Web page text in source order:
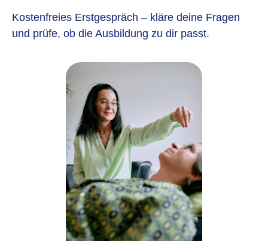
Kostenfreies Erstgespräch – kläre deine Fragen
und prüfe, ob die Ausbildung zu dir passt.